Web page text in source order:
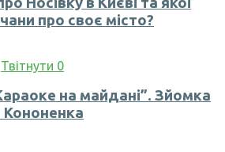
про своє місто?
Твітнути 0
на майдані”. Зйомка